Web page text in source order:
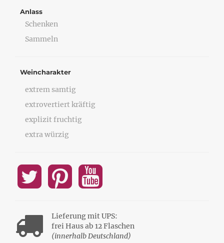
Anlass
Schenken
Sammeln
Weincharakter
extrem samtig
extrovertiert kräftig
explizit fruchtig
extra würzig
Lieferung mit UPS:
frei Haus ab 12 Flaschen
(innerhalb Deutschland)